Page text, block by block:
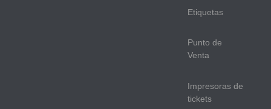
Etiquetas
Punto de
Venta
Impresoras de
tickets